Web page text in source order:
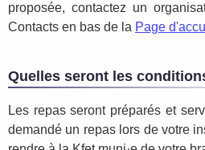
proposée, contactez un
Contacts en bas de la Page
Quelles seront les
Les repas seront préparés et
demandé un repas lors de votre